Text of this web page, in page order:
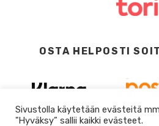
OSTA HELPOSTI
Sivustolla käytetään evästeitä
"Hyväksy” sallii kaikki evästeet.